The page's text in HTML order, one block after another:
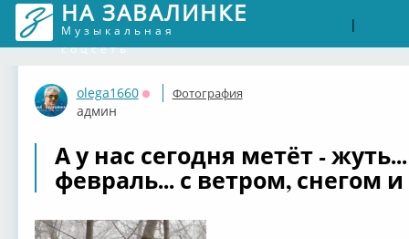
НА ЗАВАЛИНКЕ
Музыкальная
соцсеть
|
olega1660
Оффлайн
админ
Фотография
А у нас сегодня метёт -
февраль... с ветром, снегом